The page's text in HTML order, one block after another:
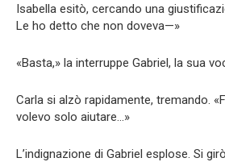
Isabella esitò, cercando una
Le ho detto che non doveva—»
«Basta,» la interruppe Gabriel, la sua
Carla si alzò rapidamente, tremando.
volevo solo aiutare…»
L’indignazione di Gabriel esplose. Si